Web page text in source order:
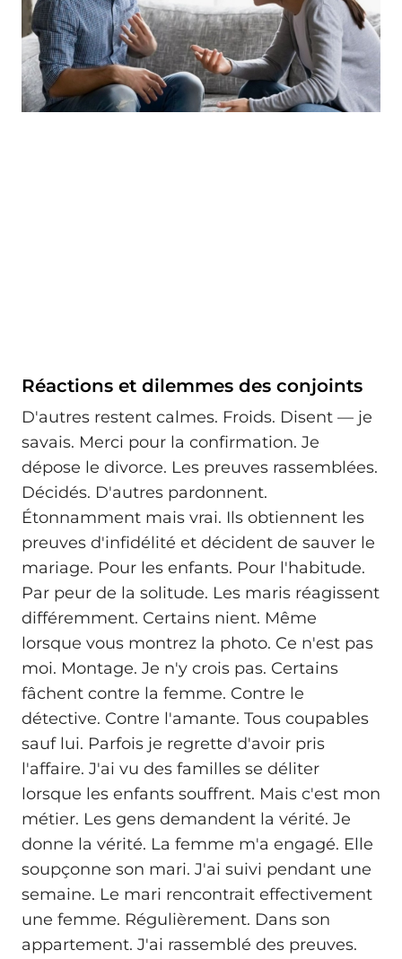
Réactions et dilemmes des conjoints
D'autres restent calmes. Froids. Disent — je
savais. Merci pour la confirmation. Je
dépose le divorce. Les preuves rassemblées.
Décidés. D'autres pardonnent.
Étonnamment mais vrai. Ils obtiennent les
preuves d'infidélité et décident de sauver le
mariage. Pour les enfants. Pour l'habitude.
Par peur de la solitude. Les maris réagissent
différemment. Certains nient. Même
lorsque vous montrez la photo. Ce n'est pas
moi. Montage. Je n'y crois pas. Certains
fâchent contre la femme. Contre le
détective. Contre l'amante. Tous coupables
sauf lui. Parfois je regrette d'avoir pris
l'affaire. J'ai vu des familles se déliter
lorsque les enfants souffrent. Mais c'est mon
métier. Les gens demandent la vérité. Je
donne la vérité. La femme m'a engagé. Elle
soupçonne son mari. J'ai suivi pendant une
semaine. Le mari rencontrait effectivement
une femme. Régulièrement. Dans son
appartement. J'ai rassemblé des preuves.